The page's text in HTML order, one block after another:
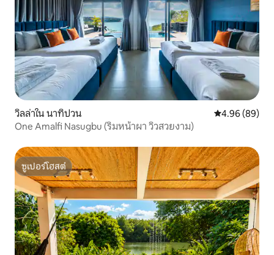
วิลล่าใน นาทิปวน คะแนนเฉลี่ย
4.96 (89)
One Amalfi Nasugbu (ริมหน้าผา วิวสวยงาม)
ซูเปอร์โฮสต์
ซูเปอร์โฮสต์